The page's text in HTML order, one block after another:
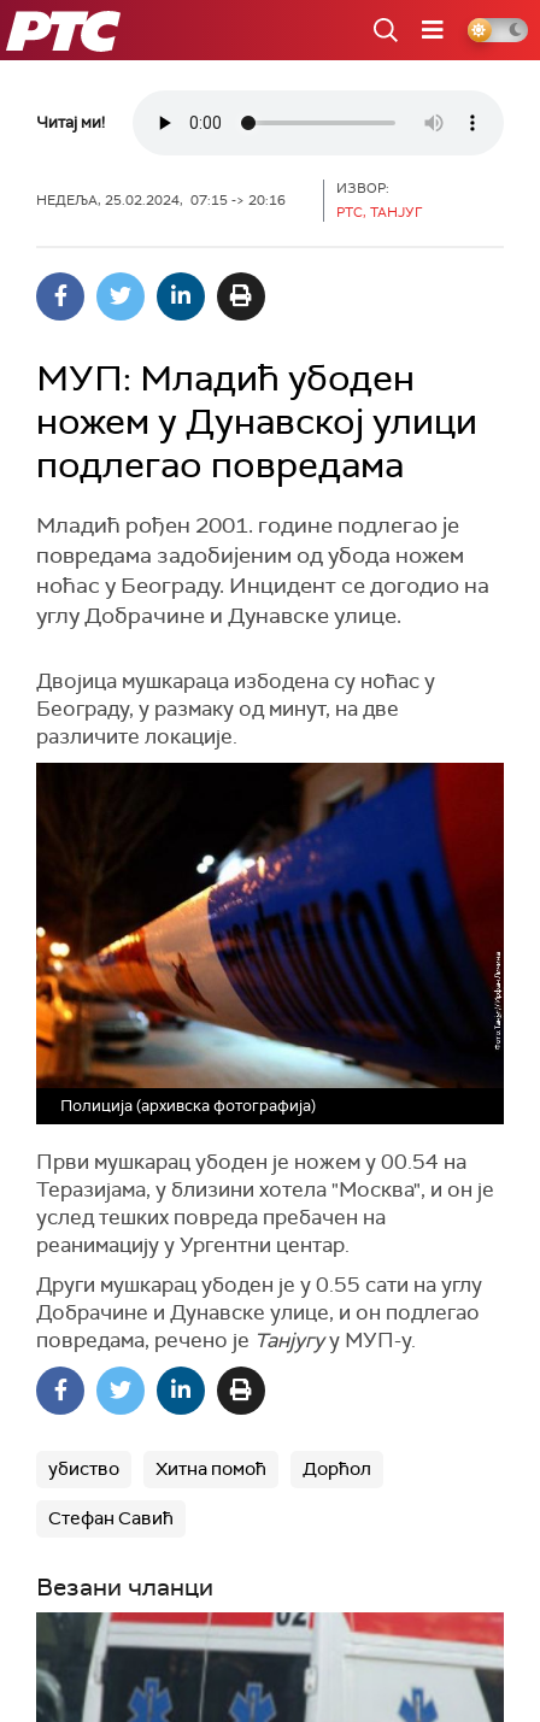
РТС
Читај ми!
НЕДЕЉА, 25.02.2024, 07:15 -> 20:16
ИЗВОР:
РТС, ТАНЈУГ
МУП: Младић убоден
ножем у Дунавској улици
подлегао повредама
Младић рођен 2001. године подлегао је
повредама задобијеним од убода ножем
ноћас у Београду. Инцидент се догодио на
углу Добрачине и Дунавске улице.
Двојица мушкараца избодена су ноћас у
Београду, у размаку од минут, на две
различите локације.
Полиција (архивска фотографија)
Први мушкарац убоден је ножем у 00.54 на
Теразијама, у близини хотела "Москва", и он је
услед тешких повреда пребачен на
реанимацију у Ургентни центар.
Други мушкарац убоден је у 0.55 сати на углу
Добрачине и Дунавске улице, и он подлегао
повредама, речено је Танјугуу МУП-у.
убиство Хитна помоћ Дорћол
Стефан Савић
Везани чланци